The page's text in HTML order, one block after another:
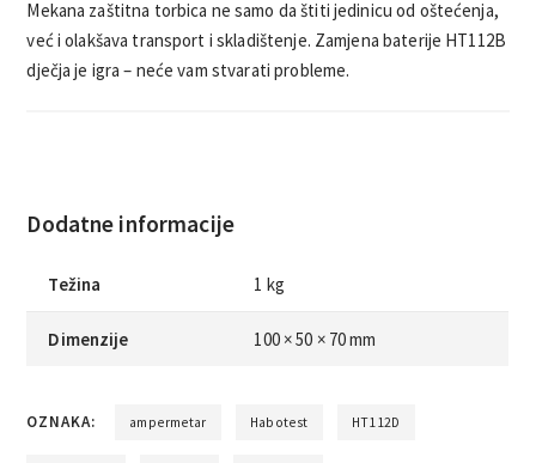
Mekana zaštitna torbica ne samo da štiti jedinicu od oštećenja,
već i olakšava transport i skladištenje. Zamjena baterije HT112B
dječja je igra – neće vam stvarati probleme.
Dodatne informacije
Težina 1 kg
Dimenzije 100 × 50 × 70 mm
OZNAKA: ampermetar Habotest HT112D